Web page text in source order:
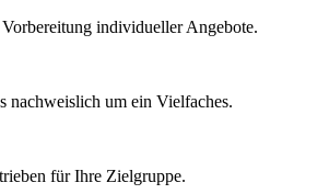
individueller Angebote.
nachweislich um ein Vielfaches.
für Ihre Zielgruppe.